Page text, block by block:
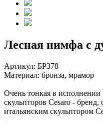
Лесная нимфа с
Артикул: БР378
Материал: бронза, мрамор
Очень тонкая в
скульпторов Cesaro -
итальянским скульптором